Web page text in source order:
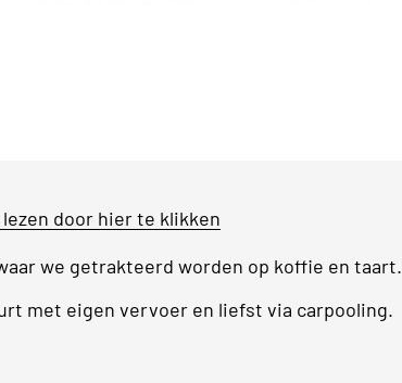
door hier te klikken
we getrakteerd worden op koffie en taart.
met eigen vervoer en liefst via carpooling.